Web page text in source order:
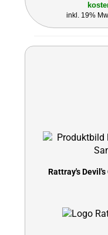
inkl. 19%
Rattray's